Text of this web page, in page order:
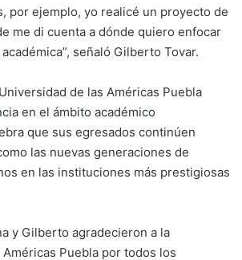
por ejemplo, yo realicé un proyecto de
me di cuenta a dónde quiero enfocar
señaló Gilberto Tovar.
de las Américas Puebla
en el ámbito académico
que sus egresados continúen
las nuevas generaciones de
en las instituciones más prestigiosas
y Gilberto agradecieron a la
Puebla por todos los